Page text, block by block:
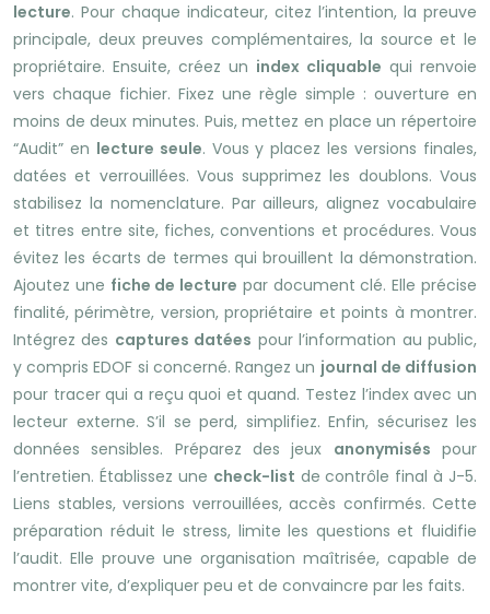
lecture. Pour chaque indicateur, citez l’intention, la preuve
principale, deux preuves complémentaires, la source et le
propriétaire. Ensuite, créez un index cliquable qui renvoie
vers chaque fichier. Fixez une règle simple : ouverture en
moins de deux minutes. Puis, mettez en place un répertoire
“Audit” en lecture seule. Vous y placez les versions finales,
datées et verrouillées. Vous supprimez les doublons. Vous
stabilisez la nomenclature. Par ailleurs, alignez vocabulaire
et titres entre site, fiches, conventions et procédures. Vous
évitez les écarts de termes qui brouillent la démonstration.
Ajoutez une fiche de lecture par document clé. Elle précise
finalité, périmètre, version, propriétaire et points à montrer.
Intégrez des captures datées pour l’information au public,
y compris EDOF si concerné. Rangez un journal de diffusion
pour tracer qui a reçu quoi et quand. Testez l’index avec un
lecteur externe. S’il se perd, simplifiez. Enfin, sécurisez les
données sensibles. Préparez des jeux anonymisés pour
l’entretien. Établissez une check-list de contrôle final à J-5.
Liens stables, versions verrouillées, accès confirmés. Cette
préparation réduit le stress, limite les questions et fluidifie
l’audit. Elle prouve une organisation maîtrisée, capable de
montrer vite, d’expliquer peu et de convaincre par les faits.